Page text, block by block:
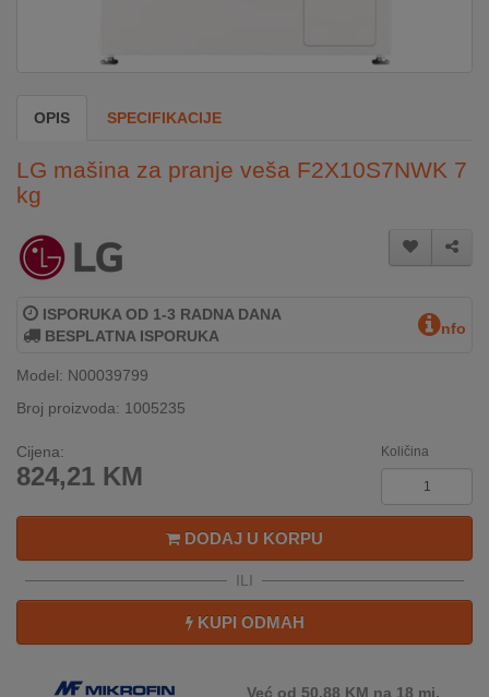
KLIMATIZACIJA
SECURITY
PC
GAME
INTERNO
MOJ
NALOG
U
OPIS SPECIFIKACIJE
LG mašina za pranje veša F2X10S7NWK 7
kg
ISPORUKA OD 1-3 RADNA DANA
BESPLATNA ISPORUKA
nfo
Model: N00039799
Broj proizvoda: 1005235
Cijena:
824,21 KM
Količina
DODAJ U KORPU
ILI
KUPI ODMAH
Već od 50.88 KM na 18 mj.